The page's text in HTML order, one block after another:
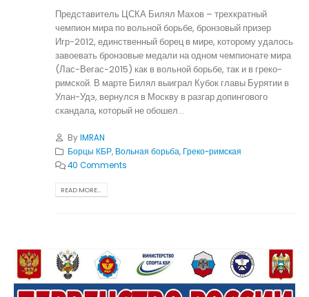
Представитель ЦСКА Билял Махов – трехкратный
чемпион мира по вольной борьбе, бронзовый призер
Игр-2012, единственный борец в мире, которому удалось
завоевать бронзовые медали на одном чемпионате мира
(Лас-Вегас-2015) как в вольной борьбе, так и в греко-
римской. В марте Билял выиграл Кубок главы Бурятии в
Улан-Удэ, вернулся в Москву в разгар допингового
скандала, который не обошел...
ByIMRAN
Борцы КБР, Вольная борьба, Греко-римская
40 Comments
READ MORE...